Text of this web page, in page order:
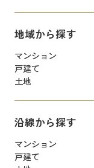
地域から探す
マンション
戸建て
土地
沿線から探す
マンション
戸建て